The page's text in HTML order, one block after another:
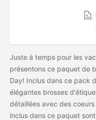
Juste à temps pour les
présentons ce paquet de
Day! Inclus dans ce pack
élégantes brosses
détaillées avec des
inclus dans ce paquet